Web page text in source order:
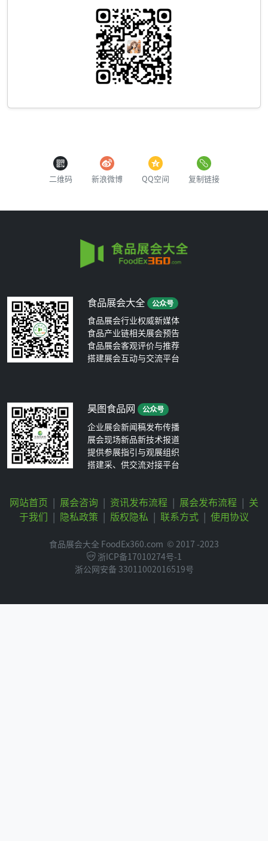
二维码 新浪微博 QQ空间 复制链接
食品展会大全 公众号
食品展会行业权威新媒体
食品产业链相关展会预告
食品展会客观评价与推荐
搭建展会互动与交流平台
昊图食品网 公众号
企业展会新闻稿发布传播
展会现场新品新技术报道
提供参展指引与观展组织
搭建采、供交流对接平台
网站首页 | 展会咨询 | 资讯发布流程 | 展会发布流程 | 关
于我们 | 隐私政策 | 版权隐私 | 联系方式 | 使用协议
食品展会大全 FoodEx360.com © 2017 -2023
浙ICP备17010274号-1
浙公网安备 33011002016519号